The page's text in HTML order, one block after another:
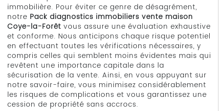
immobilière. Pour éviter ce genre de désagrément,
notre Pack diagnostics immobiliers vente maison
Coye-la-Forêt vous assure une évaluation exhaustive
et conforme. Nous anticipons chaque risque potentiel
en effectuant toutes les vérifications nécessaires, y
compris celles qui semblent moins évidentes mais qui
revêtent une importance capitale dans la
sécurisation de la vente. Ainsi, en vous appuyant sur
notre savoir-faire, vous minimisez considérablement
les risques de complications et vous garantissez une
cession de propriété sans accrocs.